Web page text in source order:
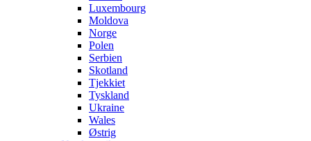
Luxembourg
Moldova
Norge
Polen
Serbien
Skotland
Tjekkiet
Tyskland
Ukraine
Wales
Østrig